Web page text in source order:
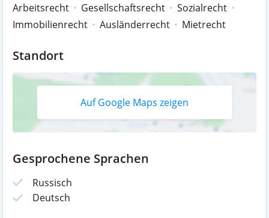
Arbeitsrecht Gesellschaftsrecht
Sozialrecht
Immobilienrecht
Ausländerrecht Mietrecht
Standort
Auf Google Maps zeigen
Gesprochene Sprachen
Russisch
Deutsch